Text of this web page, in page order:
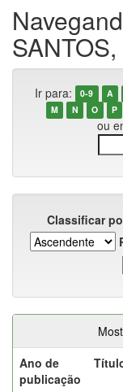
Ir para: 0-9 A
M
N O P
ou
Classificar
Ano de
publicação